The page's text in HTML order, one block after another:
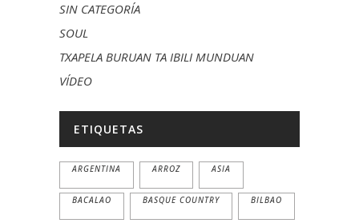
SIN CATEGORÍA
SOUL
TXAPELA BURUAN TA IBILI MUNDUAN
VÍDEO
ETIQUETAS
ARGENTINA ARROZ ASIA
BACALAO BASQUE COUNTRY BILBAO